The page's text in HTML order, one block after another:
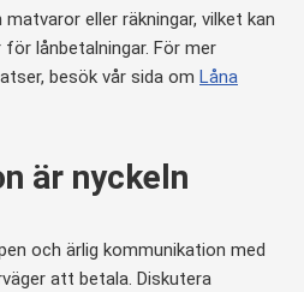
eller räkningar, vilket kan
lånbetalningar. För mer
besök vår sida om Låna
är nyckeln
och ärlig kommunikation med
att betala. Diskutera